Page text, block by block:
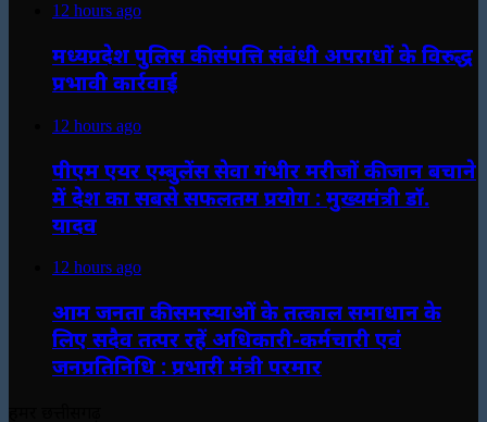
12 hours ago
मध्यप्रदेश पुलिस की संपत्ति संबंधी अपराधों के विरुद्ध
प्रभावी कार्रवाई
12 hours ago
पीएम एयर एम्बुलेंस सेवा गंभीर मरीजों की जान बचाने
में देश का सबसे सफलतम प्रयोग : मुख्यमंत्री डॉ.
यादव
12 hours ago
आम जनता की समस्याओं के तत्काल समाधान के
लिए सदैव तत्पर रहें अधिकारी-कर्मचारी एवं
जनप्रतिनिधि : प्रभारी मंत्री परमार